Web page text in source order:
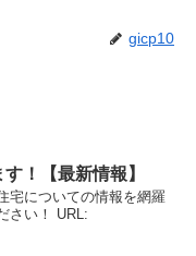
gicp10
！【最新情報】
宅についての情報を網羅
さい！ URL: